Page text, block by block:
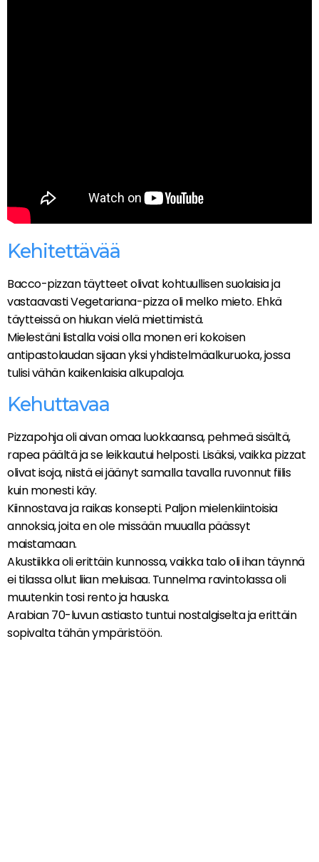
Kehitettävää
Bacco-pizzan täytteet olivat kohtuullisen suolaisia ja
vastaavasti Vegetariana-pizza oli melko mieto. Ehkä
täytteissä on hiukan vielä miettimistä.
Mielestäni listalla voisi olla monen eri kokoisen
antipastolaudan sijaan yksi yhdistelmäalkuruoka, jossa
tulisi vähän kaikenlaisia alkupaloja.
Kehuttavaa
Pizzapohja oli aivan omaa luokkaansa, pehmeä sisältä,
rapea päältä ja se leikkautui helposti. Lisäksi, vaikka pizzat
olivat isoja, niistä ei jäänyt samalla tavalla ruvonnut fiilis
kuin monesti käy.
Kiinnostava ja raikas konsepti. Paljon mielenkiintoisia
annoksia, joita en ole missään muualla päässyt
maistamaan.
Akustiikka oli erittäin kunnossa, vaikka talo oli ihan täynnä
ei tilassa ollut liian meluisaa. Tunnelma ravintolassa oli
muutenkin tosi rento ja hauska.
Arabian 70-luvun astiasto tuntui nostalgiselta ja erittäin
sopivalta tähän ympäristöön.